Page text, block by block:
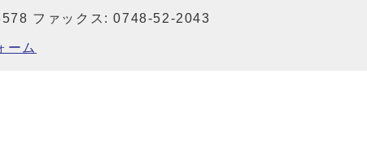
ファックス: 0748-52-2043
ーム